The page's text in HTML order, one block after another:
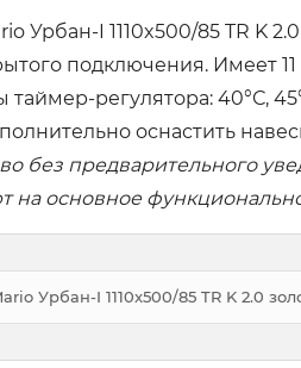
Урбан-I 1110x500/85 TR
подключения. Имеет
регулятора: 40°С,
оснастить
без предварительного
на основное
Урбан-I 1110x500/85 TR K 2.0